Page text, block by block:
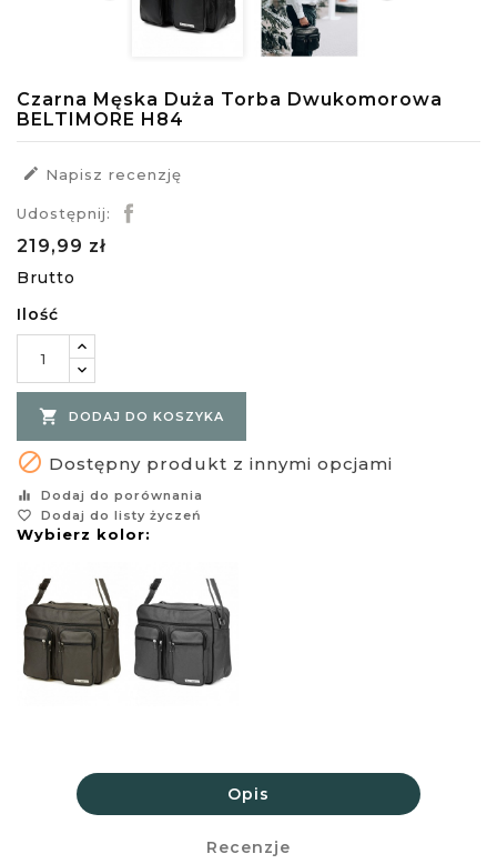
Czarna Męska Duża Torba Dwukomorowa
BELTIMORE H84
 Napisz recenzję
Udostępnij:
219,99 zł
Brutto
Ilość
 DODAJ DO KOSZYKA
 Dostępny produkt z innymi opcjami
equalizer
Dodaj do porównania
favorite_border
Dodaj do listy życzeń
Wybierz kolor:
Opis
Recenzje